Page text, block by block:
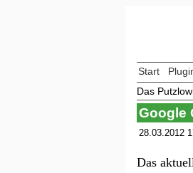
Start
Das
Google
28.03.2012
Das